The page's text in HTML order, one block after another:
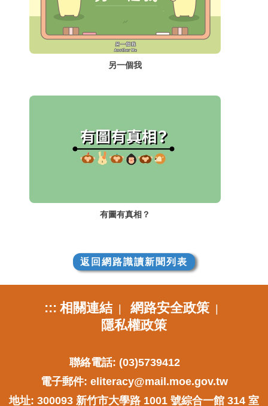
另一個我
有圖有真相？
返回網路識讀新聞列表
::: 相關連結| 網路安全政策|
隱私權政策
聯絡電話: (03)5739412
電子郵件: eliteracy@mail.moe.gov.tw
地址: 300093 新竹市大學路 1001 號綜合一館 314 室